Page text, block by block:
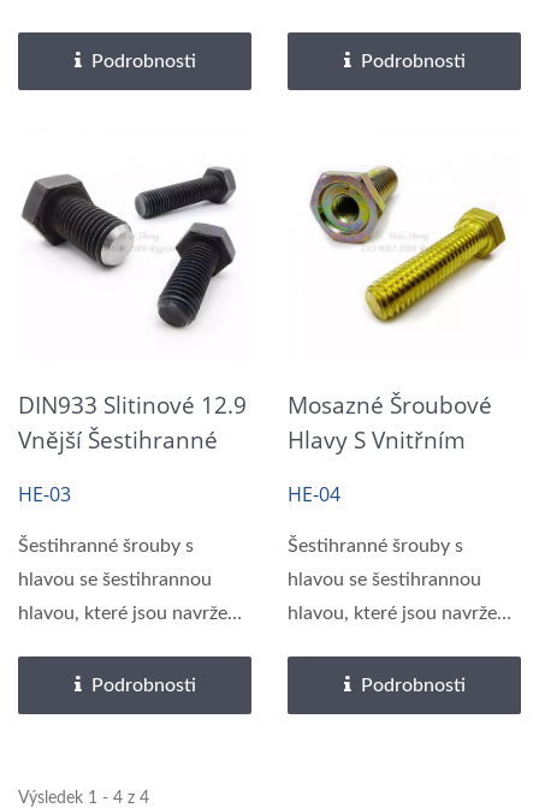
Podrobnosti
Podrobnosti
DIN933 Slitinové 12.9
Vnější Šestihranné
Vnitřním
Šestihranem,
Termicky Černěné
HE-03
Šestihranné šrouby s
hlavou se šestihrannou
hlavou, které jsou navrženy
Podrobnosti
Mosazné Šroubové
Hlavy S Vnitřním
Závit, Vnější
Šestihran, Ocel, Žlutý
Zinek
HE-04
Šestihranné šrouby s
hlavou se šestihrannou
hlavou, které jsou navrženy
Podrobnosti
Výsledek 1 - 4 z 4